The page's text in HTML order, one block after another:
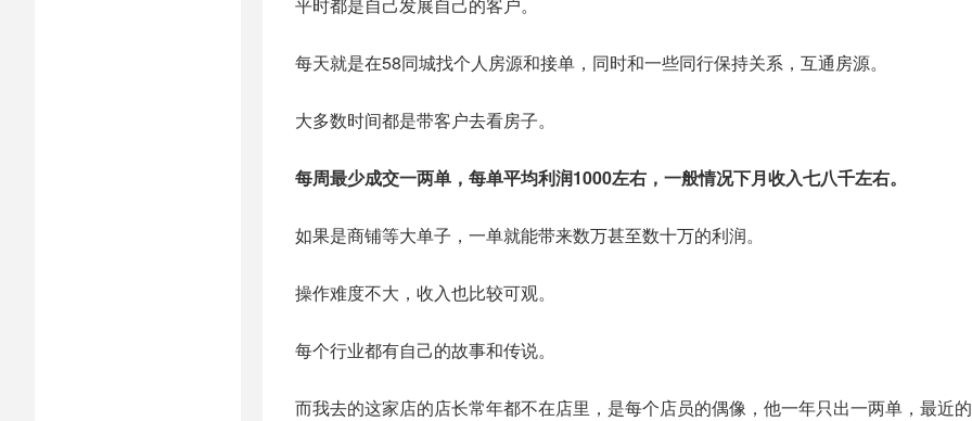
每天就是在58同城找个人房源和接单，同时和一些同行保持关系，互通房源。
大多数时间都是带客户去看房子。
每周最少成交一两单，每单平均利润1000左右，一般情况下月收入七八千左右。
如果是商铺等大单子，一单就能带来数万甚至数十万的利润。
操作难度不大，收入也比较可观。
每个行业都有自己的故事和传说。
而我去的这家店的店长常年都不在店里，是每个店员的偶像，他一年只出一两单，最近